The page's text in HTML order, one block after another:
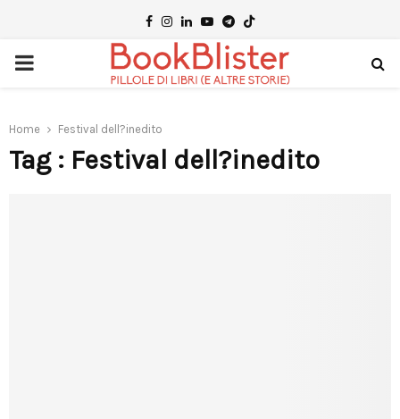
Facebook
Instagram
LinkedinYoutubeTelegram
PRIMARY
Home Festival dell?inedito
Tag : Festival dell?inedito